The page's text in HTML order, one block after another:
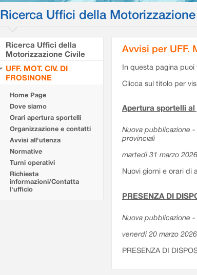
Ricerca Uffici della
Ricerca Uffici della
Motorizzazione Civile
UFF. MOT. CIV. DI
FROSINONE
Home Page
Dove siamo
Orari apertura sportelli
Organizzazione e contatti
Avvisi all'utenza
Normative
Turni operativi
Richiesta
informazioni/Contatta
l'ufficio
Avvisi per UFF.
In questa pagina
Clicca sul titolo per
Apertura sportelli al
Nuova pubblicazione
provinciali
martedì 31 marzo 2026
Nuovi giorni e orari di
PRESENZA DI
Nuova pubblicazione
venerdì 20 marzo 2026
PRESENZA DI